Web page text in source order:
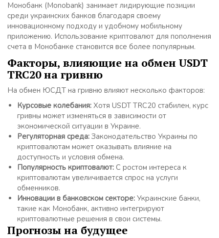
Монобанк (Monobank) занимает лидирующие позиции
среди украинских банков благодаря своему
инновационному подходу и удобному мобильному
приложению. Использование криптовалют для пополнения
счета в Монобанке становится все более популярным.
Факторы, влияющие на обмен USDT
TRC20 на гривню
На обмен ЮСДТ на гривню влияют несколько факторов:
Курсовые колебания: Хотя USDT TRC20 стабилен, курс
гривны может изменяться в зависимости от
экономической ситуации в Украине.
Регуляторная среда: Законодательство Украины по
криптовалютам может оказывать влияние на
доступность и условия обмена.
Популярность криптовалют: С ростом интереса к
криптовалютам увеличивается спрос на услуги
обменников.
Инновации в банковском секторе: Украинские банки,
такие как Монобанк, активно интегрируют
криптовалютные решения в свои системы.
Прогнозы на будущее